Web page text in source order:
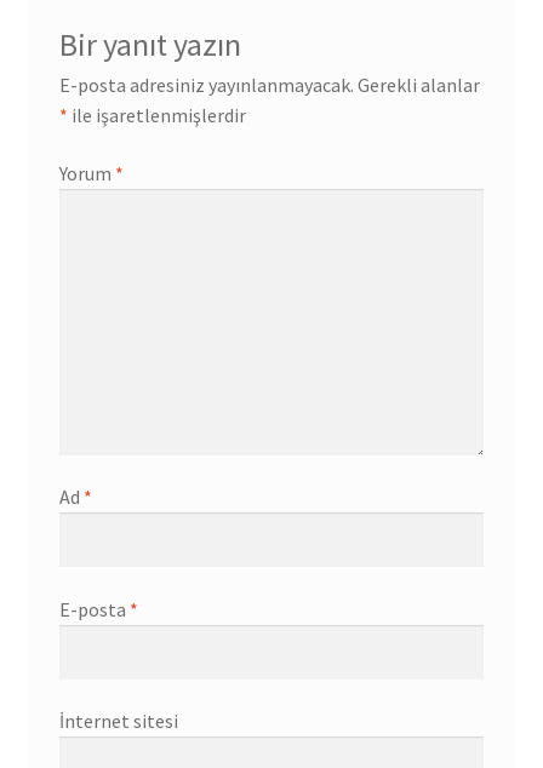
Bir yanıt yazın
E-posta adresiniz yayınlanmayacak. Gerekli alanlar
* ile işaretlenmişlerdir
Yorum *
Ad *
E-posta *
İnternet sitesi